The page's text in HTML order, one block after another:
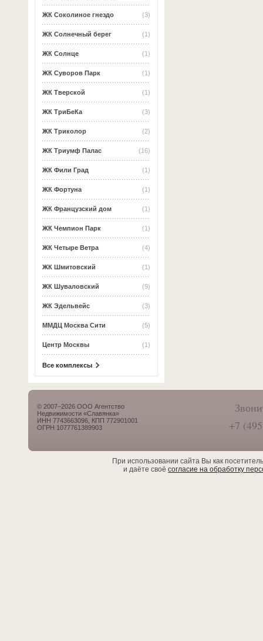
(3)
ЖК Соколиное гнездо
(1)
ЖК Солнечный берег
(1)
ЖК Солнце
(1)
ЖК Суворов Парк
(1)
ЖК Тверской
(3)
ЖК ТриБеКа
(2)
ЖК Триколор
(16)
ЖК Триумф Палас
(1)
ЖК Фили Град
(1)
ЖК Фортуна
(1)
ЖК Французский дом
(1)
ЖК Чемпион Парк
(4)
ЖК Четыре Ветра
(1)
ЖК Шмитовский
(9)
ЖК Шуваловский
(3)
ЖК Эдельвейс
(5)
ММДЦ Москва Сити
(1)
Центр Москвы
Все комплексы
© 2007–2026 ООО Агентство
Недвижимости «Славянка»
ИНН 7743663096, КПП 772901001
ОГРН 1077761389903
+7
При использовании сайта Вы как
и даёте своё согласие на обработку